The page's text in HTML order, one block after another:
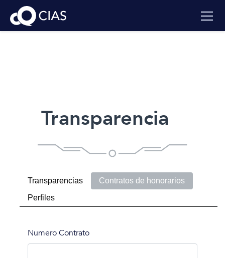
Transparencia
Transparencias
Contratos de honorarios
Perfiles
Numero Contrato